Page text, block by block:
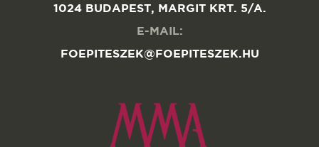
1024 BUDAPEST, MARGIT KRT. 5/A.
E-MAIL:
FOEPITESZEK@FOEPITESZEK.HU